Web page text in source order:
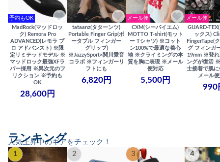
予約もOK
MadRock(マッドロッ
ク) Remora Pro
ADVANCED(レモラ プ
ロ アドバンスト) ※限
定リミテッドモデル ※
マッドロック最強XFラ
バー採用 ※異次元のフ
リクション ※予約も
OK
28,600円
tataanz(タターンツ)
Portable Finger Grip(ポ
ータブル フィンガー
グリップ)
※JazzySport×関川愛音
コラボ ※フィンガーリ
フトにも
6,820円
メール便
CXM(シーバイエム)
MOTTO T-shirt(モット
ー Tシャツ) ※コット
ン100%で最適な着心
地 ※クライミングの本
質を胸に表現 ※メール
便対応
5,500円
メール便
GUARD-
ックス)
FingerTape(
グ フィンガ
19mm ※登れ
ングが復活
士接着で肌
メール
990
人気上昇中のギアをチェック！
ランキング
1 2 3 4